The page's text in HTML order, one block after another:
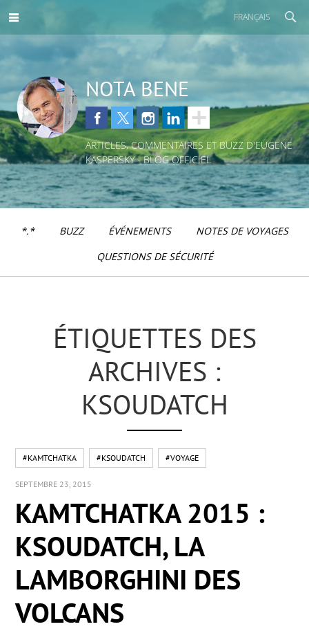
FRANÇAIS
NOTA BENE
ARTICLES, COMMENTAIRES ET BUZZ D'EUGENE
KASPERSKY - BLOG OFFICIEL
*.* BUZZ ÉVÉNEMENTS
NOTES DE VOYAGES
QUESTIONS DE SÉCURITÉ
ÉTIQUETTES DES
ARCHIVES :
KSOUDATCH
#KAMTCHATKA #KSOUDATCH #VOYAGE
SEPTEMBRE 23, 2015
KAMTCHATKA 2015 :
KSOUDATCH, LA
LAMBORGHINI DES
VOLCANS